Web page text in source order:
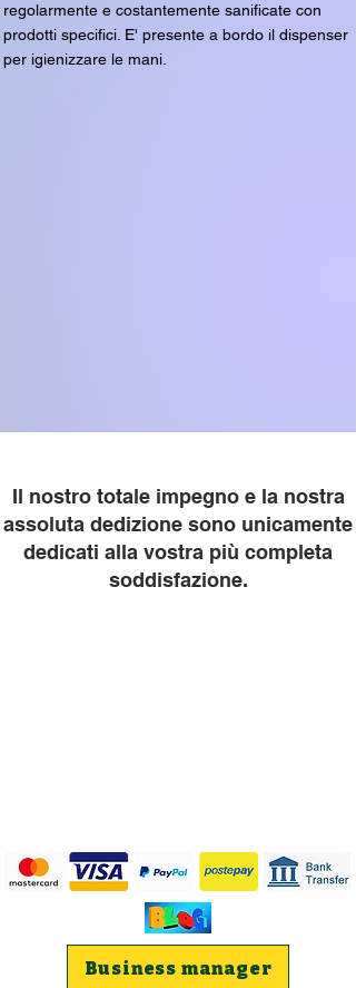
regolarmente e costantemente sanificate con
prodotti specifici. E' presente a bordo il dispenser
per igienizzare le mani.
Il nostro totale impegno e la nostra
assoluta dedizione sono unicamente
dedicati alla vostra più completa
soddisfazione.
Business manager